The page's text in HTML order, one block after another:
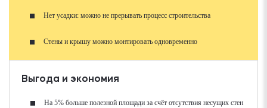
Нет усадки: можно не прерывать процесс строительства
Стены и крышу можно монтировать одновременно
Выгода и экономия
На 5% больше полезной площади за счёт отсутствия несущих стен